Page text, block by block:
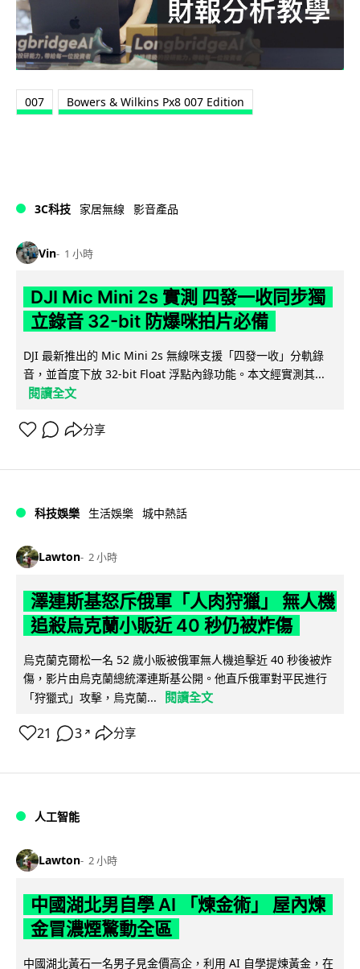
007 Bowers & Wilkins Px8 007 Edition
3C科技 家居無線 影音產品
Vin 1 小時
DJI Mic Mini 2s 實測 四發一收同步獨
立錄音 32-bit 防爆咪拍片必備
DJI 最新推出的 Mic Mini 2s 無線咪支援「四發一收」分軌錄
音，並首度下放 32-bit Float 浮點內錄功能。本文經實測其...
閱讀全文
分享
科技娛樂 生活娛樂 城中熱話
Lawton 2 小時
澤連斯基怒斥俄軍「人肉狩獵」 無人機
追殺烏克蘭小販近 40 秒仍被炸傷
烏克蘭克爾松一名 52 歲小販被俄軍無人機追擊近 40 秒後被炸
傷，影片由烏克蘭總統澤連斯基公開。他直斥俄軍對平民進行
「狩獵式」攻擊，烏克蘭...
閱讀全文
21 3 ↗ 分享
人工智能
Lawton 2 小時
中國湖北男自學 AI 「煉金術」 屋內煉
金冒濃煙驚動全區
中國湖北黃石一名男子見金價高企，利用 AI 自學提煉黃金，在